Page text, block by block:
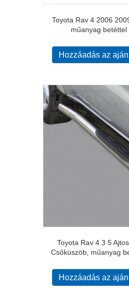
Toyota Rav 4 2006
műanyag betéttel
Hozzáadás az
Toyota Rav 4 3 5
Csőküszöb, műanyag
Hozzáadás az